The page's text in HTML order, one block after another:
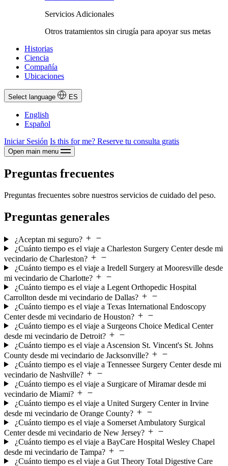
Servicios Adicionales
Otros tratamientos sin cirugía para apoyar sus metas
Historias
Ciencia
Compañía
Ubicaciones
Select language ES
English
Español
Iniciar Sesión Is this for me? Reserve tu consulta gratis
Open main menu
Preguntas frecuentes
Preguntas frecuentes sobre nuestros servicios de cuidado del peso.
Preguntas generales
¿Aceptan mi seguro?
¿Cuánto tiempo es el viaje a Charleston Surgery Center desde mi
vecindario de Charleston?
¿Cuánto tiempo es el viaje a Iredell Surgery at Mooresville desde
mi vecindario de Charlotte?
¿Cuánto tiempo es el viaje a Legent Orthopedic Hospital
Carrollton desde mi vecindario de Dallas?
¿Cuánto tiempo es el viaje a Texas International Endoscopy
Center desde mi vecindario de Houston?
¿Cuánto tiempo es el viaje a Surgeons Choice Medical Center
desde mi vecindario de Detroit?
¿Cuánto tiempo es el viaje a Ascension St. Vincent's St. Johns
County desde mi vecindario de Jacksonville?
¿Cuánto tiempo es el viaje a Tennessee Surgery Center desde mi
vecindario de Nashville?
¿Cuánto tiempo es el viaje a Surgicare of Miramar desde mi
vecindario de Miami?
¿Cuánto tiempo es el viaje a United Surgery Center in Irvine
desde mi vecindario de Orange County?
¿Cuánto tiempo es el viaje a Somerset Ambulatory Surgical
Center desde mi vecindario de New Jersey?
¿Cuánto tiempo es el viaje a BayCare Hospital Wesley Chapel
desde mi vecindario de Tampa?
¿Cuánto tiempo es el viaje a Gut Theory Total Digestive Care